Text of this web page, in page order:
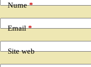
Nume*
Email*
Site web